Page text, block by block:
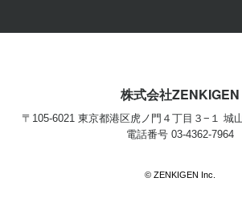
株式会社ZENKIGEN
〒105-6021 東京都港区虎ノ門４丁目３−１ 城
電話番号 03-4362-7964
© ZENKIGEN Inc.